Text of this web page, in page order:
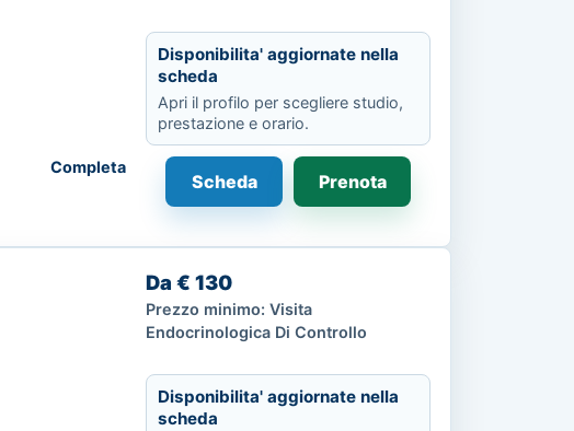
Completa
Disponibilita' aggiornate nella
scheda
Apri il profilo per scegliere studio,
prestazione e orario.
Scheda Prenota
Da € 130
Prezzo minimo: Visita
Endocrinologica Di Controllo
Disponibilita' aggiornate nella
scheda